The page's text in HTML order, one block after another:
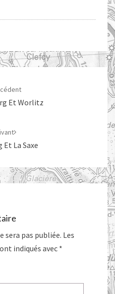
Et Worlitz
Et La Saxe
sera pas publiée. Les
indiqués avec *